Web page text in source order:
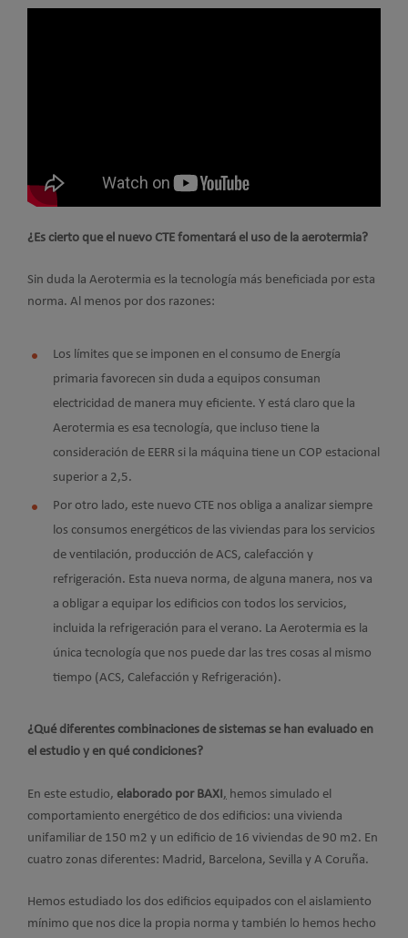
¿Es cierto que el nuevo CTE fomentará el uso de la aerotermia?
Sin duda la Aerotermia es la tecnología más beneficiada por esta
norma. Al menos por dos razones:
Los límites que se imponen en el consumo de Energía
primaria favorecen sin duda a equipos consuman
electricidad de manera muy eficiente. Y está claro que la
Aerotermia es esa tecnología, que incluso tiene la
consideración de EERR si la máquina tiene un COP estacional
superior a 2,5.
Por otro lado, este nuevo CTE nos obliga a analizar siempre
los consumos energéticos de las viviendas para los servicios
de ventilación, producción de ACS, calefacción y
refrigeración. Esta nueva norma, de alguna manera, nos va
a obligar a equipar los edificios con todos los servicios,
incluida la refrigeración para el verano. La Aerotermia es la
única tecnología que nos puede dar las tres cosas al mismo
tiempo (ACS, Calefacción y Refrigeración).
¿Qué diferentes combinaciones de sistemas se han evaluado en
el estudio y en qué condiciones?
En este estudio, elaborado por BAXI , hemos simulado el
comportamiento energético de dos edificios: una vivienda
unifamiliar de 150 m2 y un edificio de 16 viviendas de 90 m2. En
cuatro zonas diferentes: Madrid, Barcelona, Sevilla y A Coruña.
Hemos estudiado los dos edificios equipados con el aislamiento
mínimo que nos dice la propia norma y también lo hemos hecho